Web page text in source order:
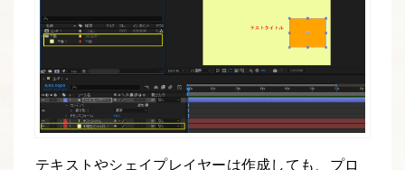
テキストやシェイプレイヤーは作成しても、プロ